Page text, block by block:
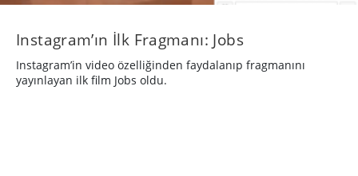
Instagram’ın İlk Fragmanı: Jobs
Instagram’in video özelliğinden faydalanıp fragmanını
yayınlayan ilk film Jobs oldu.